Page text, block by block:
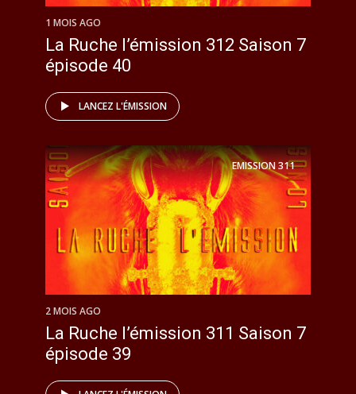
1 MOIS AGO
La Ruche l’émission 312 Saison 7
épisode 40
LANCEZ L'ÉMISSION
EMISSION311
2 MOIS AGO
La Ruche l’émission 311 Saison 7
épisode 39